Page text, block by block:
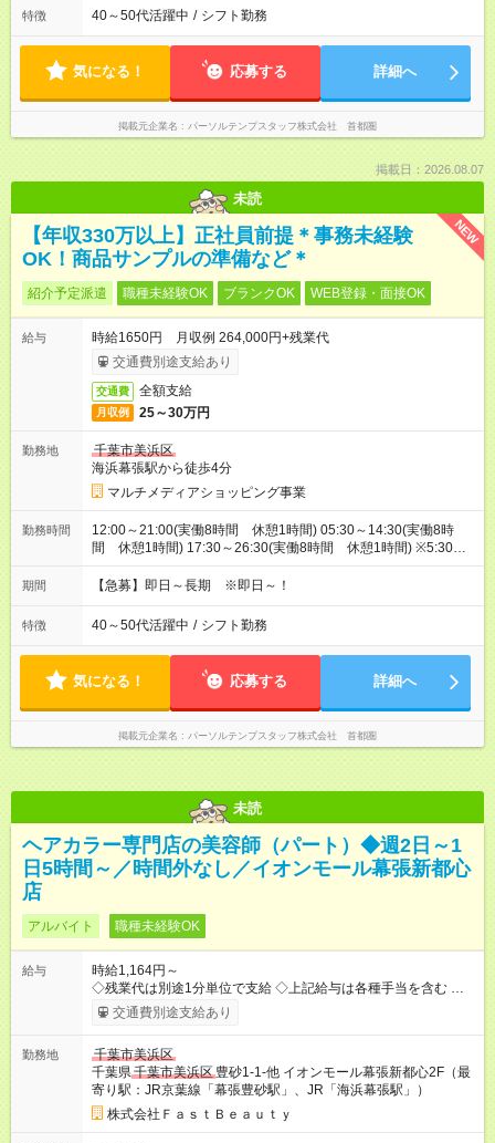
特徴 40～50代活躍中 / シフト勤務
気になる！ 応募する 詳細へ
掲載元企業名 パーソルテンプスタッフ株式会社 首都圏
掲載日：2026.08.07
未読
NEW
【年収330万以上】正社員前提＊事務未経験
OK！商品サンプルの準備など＊
紹介予定派遣 職種未経験OK ブランクOK WEB登録・面接OK
給与
時給1650円 月収例 264,000円+残業代
交通費別途支給あり
交通費 全額支給
月収例 25～30万円
勤務地
千葉市美浜区
海浜幕張駅から徒歩4分
マルチメディアショッピング事業
勤務時間
12:00～21:00(実働8時間 休憩1時間) 05:30～14:30(実働8時
間 休憩1時間) 17:30～26:30(実働8時間 休憩1時間) ※5:30～
26:00の間で時間相談できます！8:00～17:00等お時間固定でも
OK！
期間 【急募】即日～長期 ※即日～！
特徴 40～50代活躍中 / シフト勤務
気になる！ 応募する 詳細へ
掲載元企業名 パーソルテンプスタッフ株式会社 首都圏
未読
ヘアカラー専門店の美容師（パート）◆週2日～1
日5時間～／時間外なし／イオンモール幕張新都心
店
アルバイト 職種未経験OK
給与
時給1,164円～
◇残業代は別途1分単位で支給 ◇上記給与は各種手当を含む ◇毎
月インセンティブポイント付与 ・店舗売上や入客人数などに応
じてインセンティブポイントを付与 ・ポイントは6ヶ月に一度引
理美容師手当あり 研修期間6ヶ月間は以下給与のみ変更あり 時
給1140円 ※交通費支給（～500円/日） ※給与に関しては2025年
度の最低賃金を反映済み ※各都道府県の施行月より適応、入社
時期によっては変動の可能性あり 詳細は、採用担当へお問い合
わせください 【試用期間】試用期間なし
交通費別途支給あり
勤務地
千葉市美浜区
千葉県千葉市美浜区 豊砂1-1-他 イオンモール幕張新都心2F（最
寄り駅：JR京葉線「幕張豊砂駅」、JR「海浜幕張駅」）
株式会社ＦａｓｔＢｅａｕｔｙ